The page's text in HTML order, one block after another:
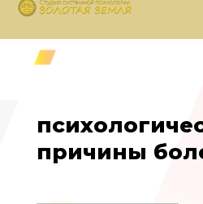
причины